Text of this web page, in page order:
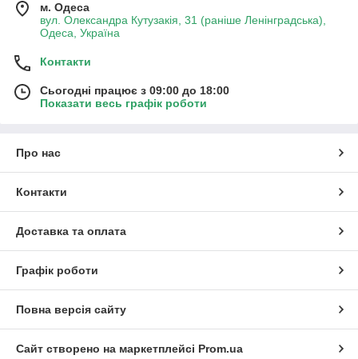
м. Одеса
вул. Олександра Кутузакія, 31 (раніше Ленінградська),
Одеса, Україна
Контакти
Сьогодні працює з 09:00 до 18:00
Показати весь графік роботи
Про нас
Контакти
Доставка та оплата
Графік роботи
Повна версія сайту
Сайт створено на маркетплейсі Prom.ua